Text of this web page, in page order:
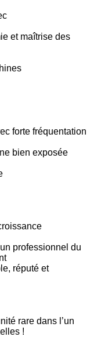
et maîtrise des
forte fréquentation
bien exposée
professionnel du
réputé et
rare dans l’un
!